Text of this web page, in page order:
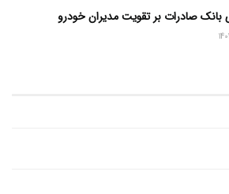
صادرات بر تقویت مدیران خودرو